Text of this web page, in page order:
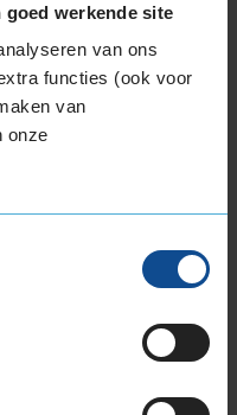
werkende site
van ons
functies (ook voor
van
onze
Vijfhuizenberg 40